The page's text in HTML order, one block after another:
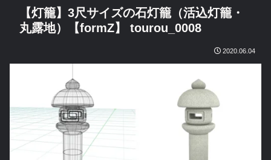
【灯籠】3尺サイズの石灯籠（活込灯籠・
丸露地）【formZ】 tourou_0008
2020.06.04